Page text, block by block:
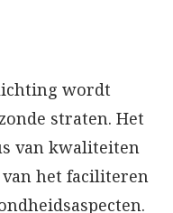
wordt
straten. Het
van kwaliteiten
het faciliteren